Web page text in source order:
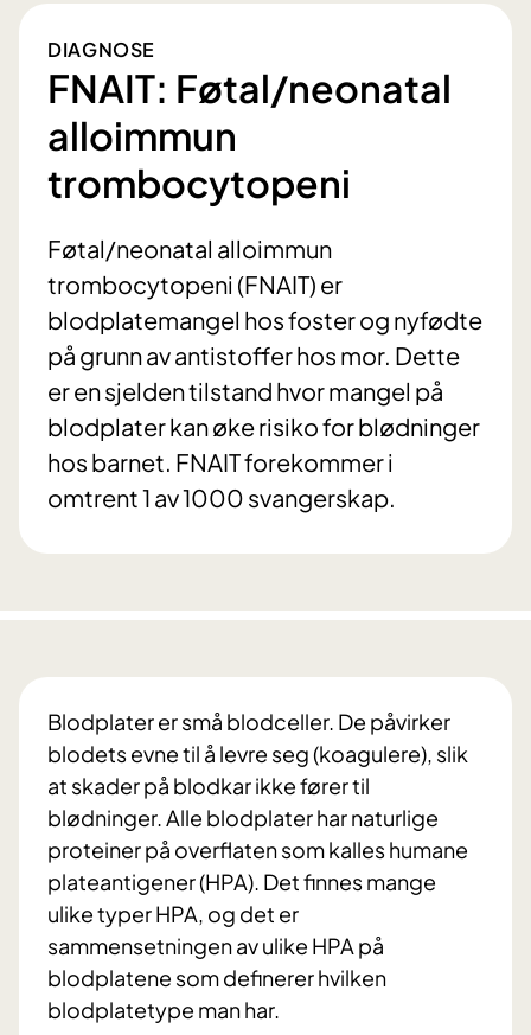
DIAGNOSE
FNAIT: Føtal/neonatal
alloimmun
trombocytopeni
Føtal/neonatal alloimmun
trombocytopeni (FNAIT) er
blodplatemangel hos foster og nyfødte
på grunn av antistoffer hos mor. Dette
er en sjelden tilstand hvor mangel på
blodplater kan øke risiko for blødninger
hos barnet. FNAIT forekommer i
omtrent 1 av 1000 svangerskap.
Blodplater er små blodceller. De påvirker
blodets evne til å levre seg (koagulere), slik
at skader på blodkar ikke fører til
blødninger. Alle blodplater har naturlige
proteiner på overflaten som kalles humane
plateantigener (HPA). Det finnes mange
ulike typer HPA, og det er
sammensetningen av ulike HPA på
blodplatene som definerer hvilken
blodplatetype man har.